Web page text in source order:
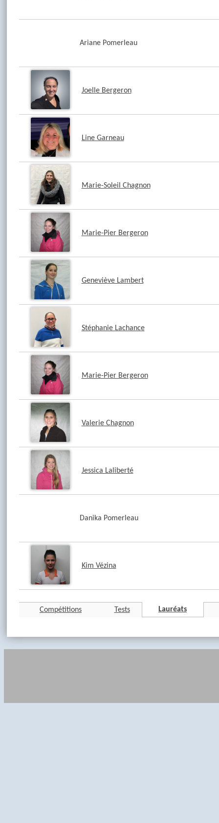
Ariane Pomerleau
Joelle Bergeron
Line Garneau
Marie-Soleil Chagnon
Marie-Pier Bergeron
Geneviève Lambert
Stéphanie Lachance
Marie-Pier Bergeron
Valerie Chagnon
Jessica Laliberté
Danika Pomerleau
Kim Vézina
Compétitions Tests Lauréats